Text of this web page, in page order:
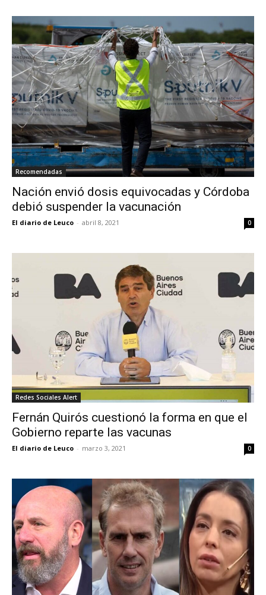
Recomendadas
Nación envió dosis equivocadas y Córdoba
debió suspender la vacunación
El diario de Leuco - abril 8, 2021 0
Redes Sociales Alert
Fernán Quirós cuestionó la forma en que el
Gobierno reparte las vacunas
El diario de Leuco - marzo 3, 2021 0